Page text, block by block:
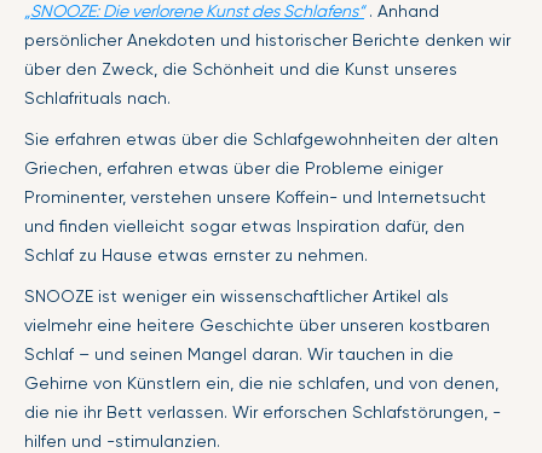
„SNOOZE: Die verlorene Kunst des Schlafens“. Anhand
persönlicher Anekdoten und historischer Berichte denken wir
über den Zweck, die Schönheit und die Kunst unseres
Schlafrituals nach.
Sie erfahren etwas über die Schlafgewohnheiten der alten
Griechen, erfahren etwas über die Probleme einiger
Prominenter, verstehen unsere Koffein- und Internetsucht
und finden vielleicht sogar etwas Inspiration dafür, den
Schlaf zu Hause etwas ernster zu nehmen.
SNOOZE ist weniger ein wissenschaftlicher Artikel als
vielmehr eine heitere Geschichte über unseren kostbaren
Schlaf – und seinen Mangel daran. Wir tauchen in die
Gehirne von Künstlern ein, die nie schlafen, und von denen,
die nie ihr Bett verlassen. Wir erforschen Schlafstörungen, -
hilfen und -stimulanzien.